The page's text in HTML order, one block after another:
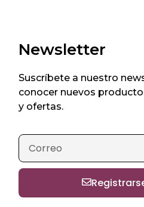
Newsletter
Suscríbete a nuestro
conocer nuevos
y ofertas.